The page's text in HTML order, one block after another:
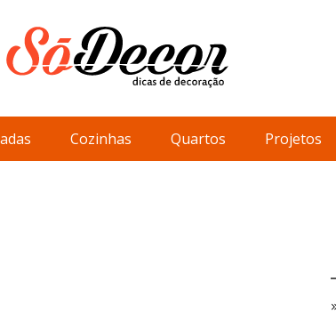
Cozinhas Quartos Projetos